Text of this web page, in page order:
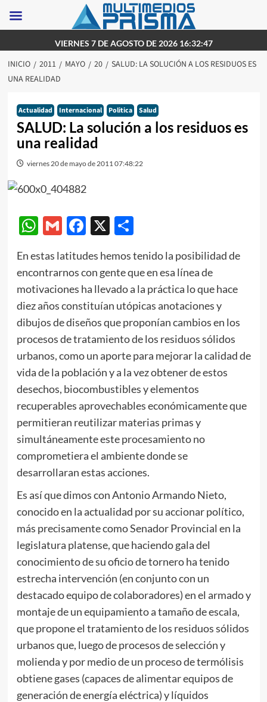
al
contenido
VIERNES 7 DE AGOSTO DE 2026 16:32:47
INICIO 2011 MAYO 20
SALUD: LA SOLUCIÓN A LOS RESIDUOS ES
UNA REALIDAD
Actualidad Internacional Politica Salud
SALUD: La solución a los residuos es
una realidad
viernes 20 de mayo de 2011 07:48:22
WhatsApp
GmailFacebook
X Compartir
En estas latitudes hemos tenido la posibilidad de
encontrarnos con gente que en esa línea de
motivaciones ha llevado a la práctica lo que hace
diez años constituían utópicas anotaciones y
dibujos de diseños que proponían cambios en los
procesos de tratamiento de los residuos sólidos
urbanos, como un aporte para mejorar la calidad de
vida de la población y a la vez obtener de estos
desechos, biocombustibles y elementos
recuperables aprovechables económicamente que
permitieran reutilizar materias primas y
simultáneamente este procesamiento no
comprometiera el ambiente donde se
desarrollaran estas acciones.
Es así que dimos con Antonio Armando Nieto,
conocido en la actualidad por su accionar político,
más precisamente como Senador Provincial en la
legislatura platense, que haciendo gala del
conocimiento de su oficio de tornero ha tenido
estrecha intervención (en conjunto con un
destacado equipo de colaboradores) en el armado y
montaje de un equipamiento a tamaño de escala,
que propone el tratamiento de los residuos sólidos
urbanos que, luego de procesos de selección y
molienda y por medio de un proceso de termólisis
obtiene gases (capaces de alimentar equipos de
generación de energía eléctrica) y líquidos